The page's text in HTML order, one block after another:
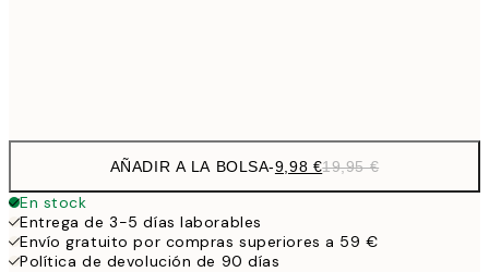
AÑADIR A LA BOLSA-9,98 €19,95 €
En stock
Entrega de 3-5 días laborables
Envío gratuito por compras superiores a 59 €
Política de devolución de 90 días